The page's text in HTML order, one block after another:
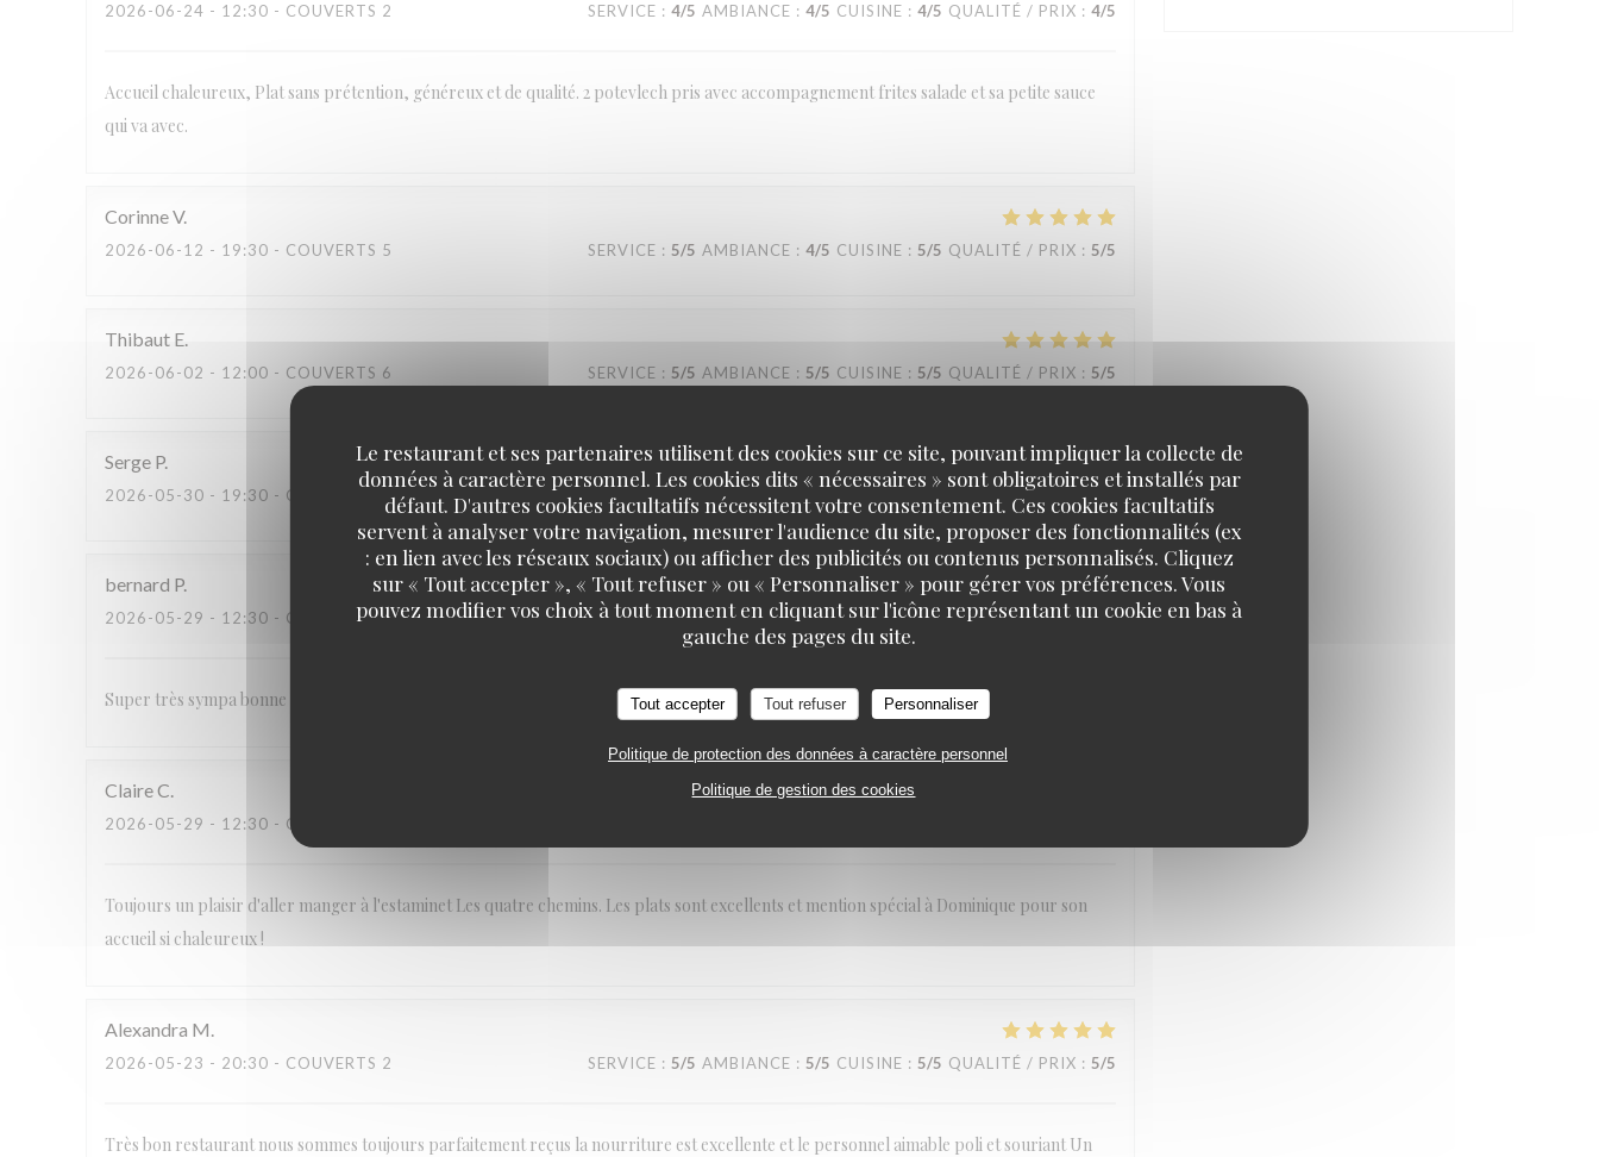
Le restaurant et ses partenaires utilisent des cookies sur ce site, pouvant impliquer la collecte de
données à caractère personnel. Les cookies dits « nécessaires » sont obligatoires et installés par
défaut. D'autres cookies facultatifs nécessitent votre consentement. Ces cookies facultatifs
servent à analyser votre navigation, mesurer l'audience du site, proposer des fonctionnalités (ex
: en lien avec les réseaux sociaux) ou afficher des publicités ou contenus personnalisés. Cliquez
sur « Tout accepter », « Tout refuser » ou « Personnaliser » pour gérer vos préférences. Vous
pouvez modifier vos choix à tout moment en cliquant sur l'icône représentant un cookie en bas à
gauche des pages du site.
Tout accepter Tout refuser Personnaliser
Politique de protection des données à caractère personnel
Politique de gestion des cookies
2026-06-24 - 12:30 - COUVERTS 2 SERVICE : 4/5 AMBIANCE : 4/5 CUISINE : 4/5 QUALITÉ / PRIX : 4/5
Accueil chaleureux, Plat sans prétention, généreux et de qualité. 2 potevlech pris avec accompagnement frites salade et sa petite sauce
qui va avec.
CorinneV
2026-06-12 - 19:30 - COUVERTS 5 SERVICE : 5/5 AMBIANCE : 4/5 CUISINE : 5/5 QUALITÉ / PRIX : 5/5
Thibaut E
2026-06-02 - 12:00 - COUVERTS 6 SERVICE : 5/5 AMBIANCE : 5/5 CUISINE : 5/5 QUALITÉ / PRIX : 5/5
Serge P
2026-05-30 - 19:30 - COUVERTS 4 SERVICE: 5/5 AMBIANCE 5 CUISINE /5 QUALITÉ / PRIX : 5
bernard P
2026-05-29 - 12:30 - COUVERTS 6 SERVICE : 4/5 AMBIANCE: 5/5 CUISINE: 5/5 QUALITÉ / PRIX : 5 /5
Super très sympa bonne cuisine a refaire
ClaireC
2026-05-29 - 12:30 - COUVERTS 2
Toujours un plaisir d'aller manger à l'estaminet Les quatre chemins. Les plats sont excellents et mention spécial à Dominique pour son
accueil si chaleureux !
Alexandra M
2026-05-23 - 20:30 - COUVERTS 2 SERVICE : 5/5 AMBIANCE : 5/5 CUISINE : 5/5 QUALITÉ / PRIX : 5/5
Très bon restaurant nous sommes toujours parfaitement reçus la nourriture est excellente et le personnel aimable poli et souriant Un
Estaminet Les quatre Chemins